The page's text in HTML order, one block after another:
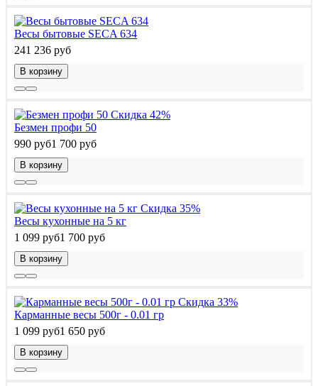
Весы бытовые SECA 634
241 236 руб
В корзину
Скидка 42%
Безмен профи 50
990 руб1 700 руб
В корзину
Скидка 35%
Весы кухонные на 5 кг
1 099 руб1 700 руб
В корзину
Скидка 33%
Карманные весы 500г - 0.01 гр
1 099 руб1 650 руб
В корзину